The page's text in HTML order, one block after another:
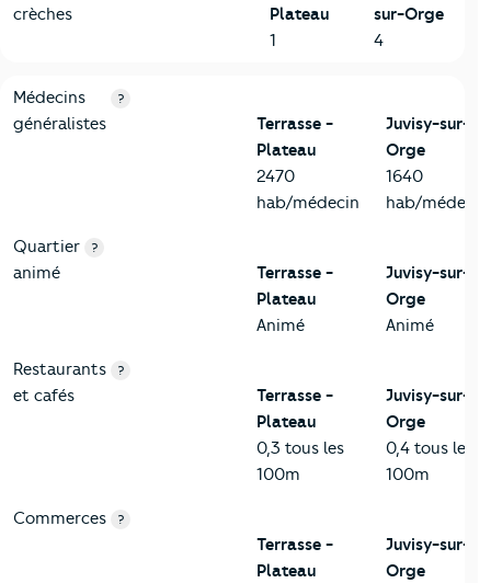
crèches
Plateau
1
sur-Orge
4
5-Commerces
Critères Terrasse - Plateau
Médecins
généralistes
?
Terrasse -
Plateau
2470
hab/médecin
Juvisy-sur-
Orge
1640
hab/médecin
Quartier
animé
?
Terrasse -
Plateau
Animé
Juvisy-sur-
Orge
Animé
Restaurants
et cafés
?
Terrasse -
Plateau
0,3 tous les
100m
Juvisy-sur-
Orge
0,4 tous les
100m
Commerces ?
Terrasse -
Plateau
Juvisy-sur-
Orge